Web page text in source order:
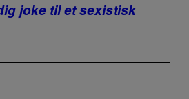
joke til et sexistisk